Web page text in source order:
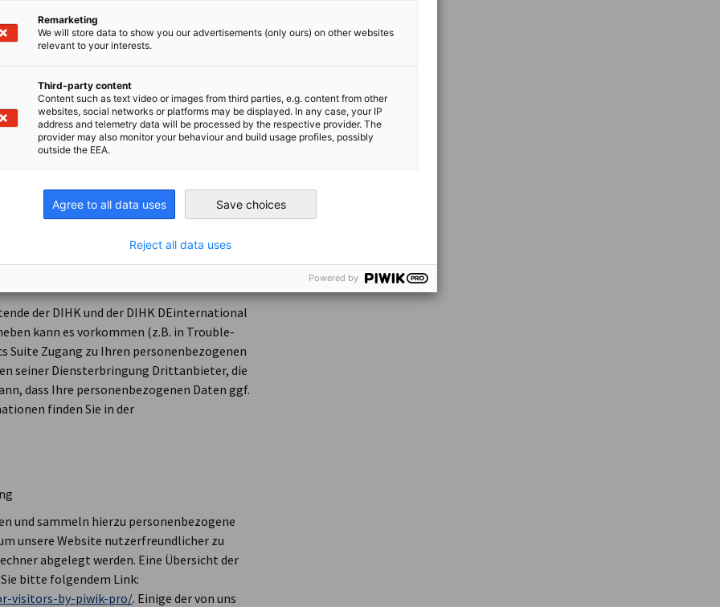
wie unsere Website genutzt wird.
erstellen, um das
und Online-Kampagnen
Tracking ist Ihre Einwilligung nach Art. 6
Tracking, dann speichern wir Ihre
und löschen Sie danach, es sei denn Sie
diesem Fall speichern wir ab Erhalt des
entfaltet lediglich Wirkung für die
Daten bis zu Ihrem Widerruf.
der DIHK und der DIHK DEinternational
kann es vorkommen (z.B. in Trouble-
Suite Zugang zu Ihren personenbezogenen
seiner Diensterbringung Drittanbieter, die
dass Ihre personenbezogenen Daten ggf.
finden Sie in der
und sammeln hierzu personenbezogene
unsere Website nutzerfreundlicher zu
abgelegt werden. Eine Übersicht der
bitte folgendem Link:
visitors-by-piwik-pro/. Einige der von uns
Remarketing
We will store data to show you our advertisements (only ours) on other websites
relevant to your interests.
Third-party content
Content such as text video or images from third parties, e.g. content from other
websites, social networks or platforms may be displayed. In any case, your IP
address and telemetry data will be processed by the respective provider. The
provider may also monitor your behaviour and build usage profiles, possibly
outside the EEA.
Agree to all data uses Save choices
Reject all data uses
Powered by